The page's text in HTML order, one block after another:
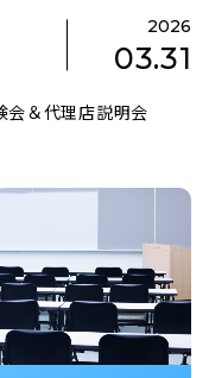
2026
03.31
会＆代理店説明会